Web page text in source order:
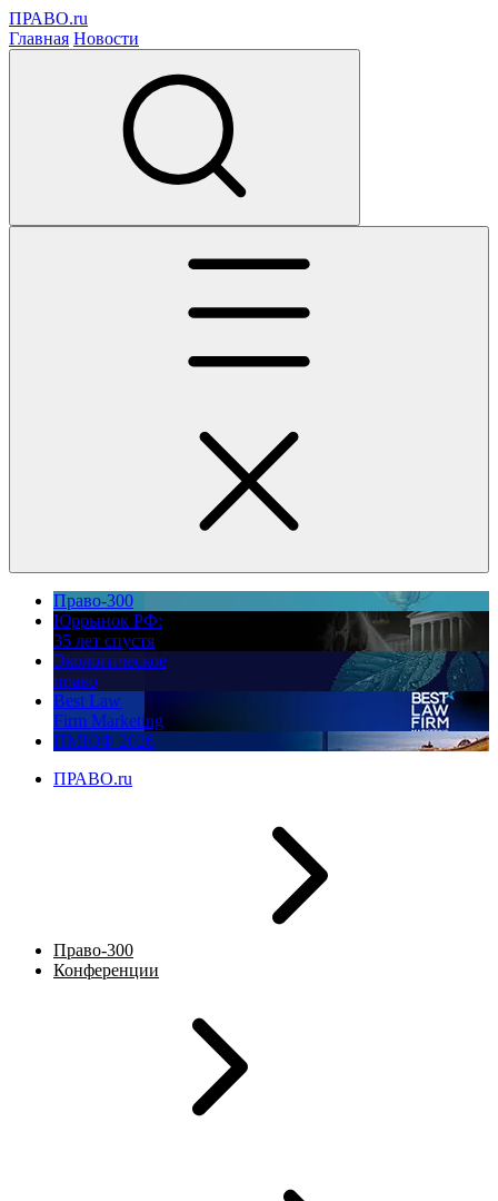
ПРАВО.ru
Главная Новости
Право-300
Юррынок РФ:
35 лет спустя
Экологическое
право
Best Law
Firm Marketing
ПМЮФ 2026
ПРАВО.ru
Право-300
Конференции